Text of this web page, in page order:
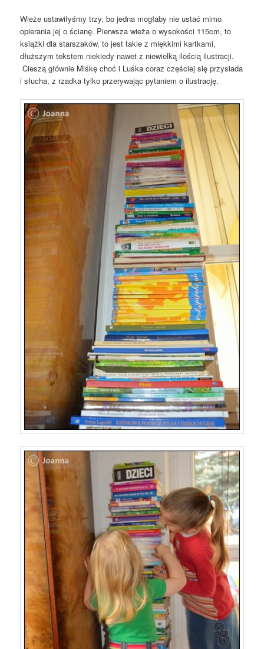
Wieże ustawiłyśmy trzy, bo jedna mogłaby nie ustać mimo
opierania jej o ścianę. Pierwsza wieża o wysokości 115cm, to
książki dla starszaków, to jest takie z miękkimi kartkami,
dłuższym tekstem niekiedy nawet z niewielką ilością ilustracji.
Cieszą głównie Miśkę choć i Luśka coraz częściej się przysiada
i słucha, z rzadka tylko przerywając pytaniem o ilustrację.